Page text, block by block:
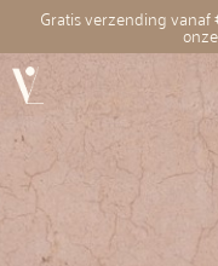
Gratis verzending